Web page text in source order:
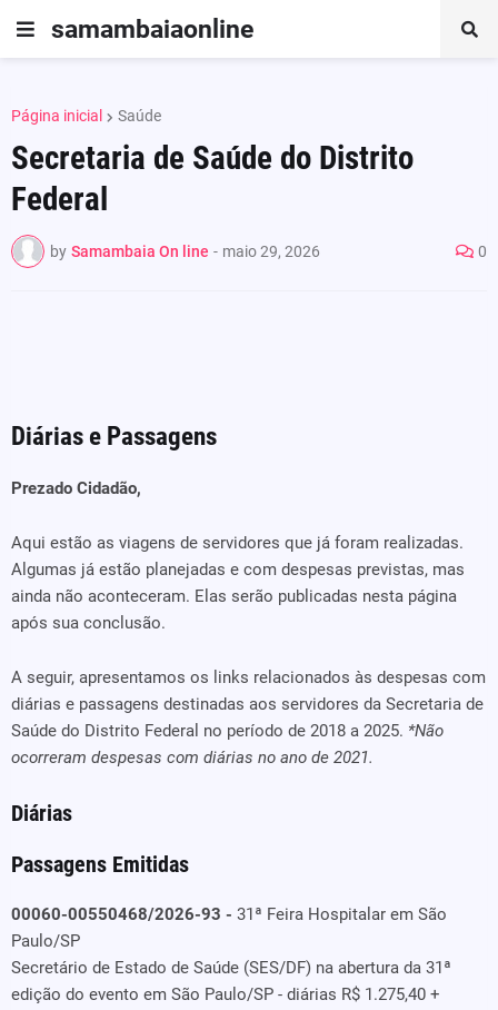
samambaiaonline
Página inicial Saúde
Secretaria de Saúde do Distrito
Federal
by Samambaia On line - maio 29, 2026 0
Diárias e Passagens
Prezado Cidadão,
Aqui estão as viagens de servidores que já foram realizadas.
Algumas já estão planejadas e com despesas previstas, mas
ainda não aconteceram. Elas serão publicadas nesta página
após sua conclusão.
A seguir, apresentamos os links relacionados às despesas com
diárias e passagens destinadas aos servidores da Secretaria de
Saúde do Distrito Federal no período de 2018 a 2025. *Não
ocorreram despesas com diárias no ano de 2021.
Diárias
Passagens Emitidas
00060-00550468/2026-93 - 31ª Feira Hospitalar em São
Paulo/SP
Secretário de Estado de Saúde (SES/DF) na abertura da 31ª
edição do evento em São Paulo/SP - diárias R$ 1.275,40 +